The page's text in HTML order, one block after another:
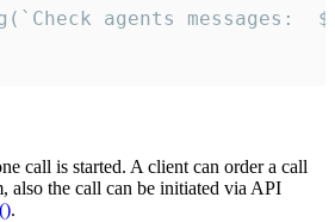
call is started. A client can order a call
also the call can be initiated via API
.